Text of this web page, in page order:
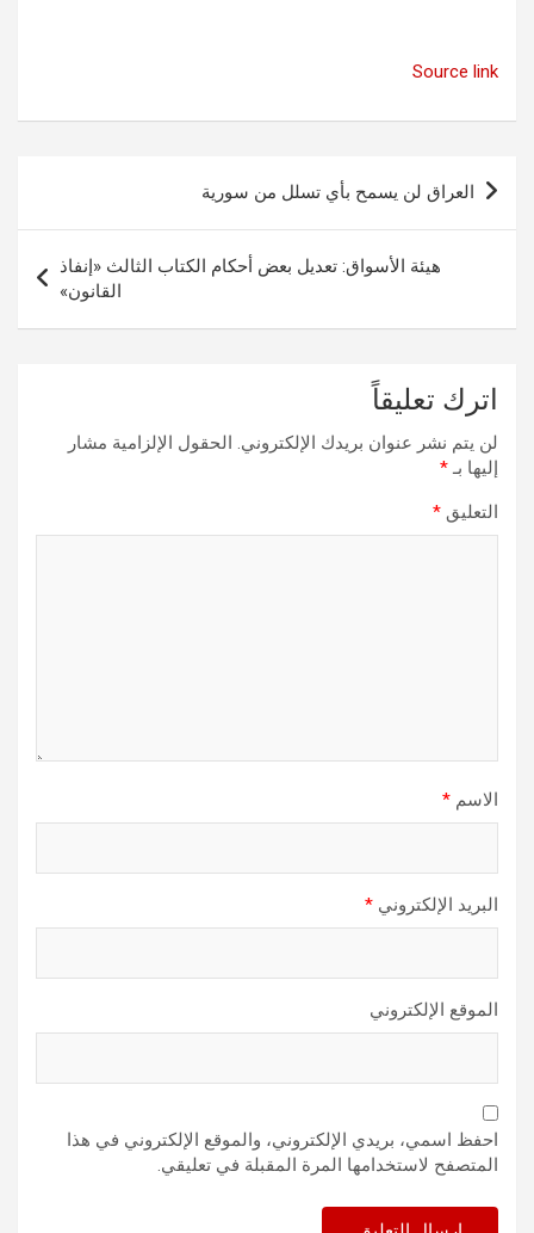
Source link
تصفّح
المقالات
العراق لن يسمح بأي تسلل من سورية
هيئة الأسواق: تعديل بعض أحكام الكتاب الثالث «إنفاذ
القانون»
اترك تعليقاً
لن يتم نشر عنوان بريدك الإلكتروني. الحقول الإلزامية مشار
إليها بـ*
التعليق *
الاسم *
البريد الإلكتروني *
الموقع الإلكتروني
احفظ اسمي، بريدي الإلكتروني، والموقع الإلكتروني في هذا
المتصفح لاستخدامها المرة المقبلة في تعليقي.